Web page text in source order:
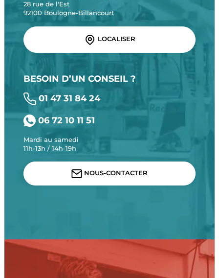
28 rue de l'Est
92100 Boulogne-Billancourt
LOCALISER
BESOIN D’UN CONSEIL ?
01 47 31 84 24
06 72 10 11 51
Mardi au samedi
11h-13h / 14h-19h
NOUS-CONTACTER